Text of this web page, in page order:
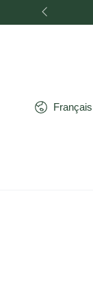
IGNORER LE
CONTENU
LangueFrançais